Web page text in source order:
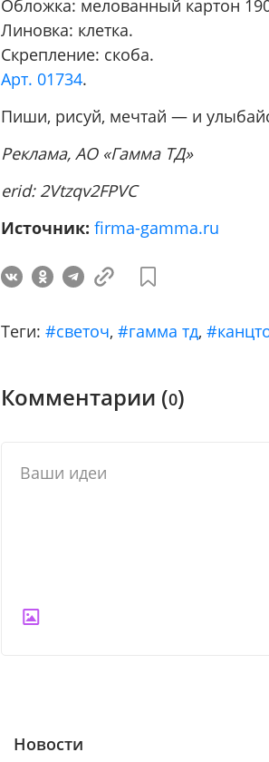
Обложка: мелованный картон
Линовка: клетка.
Скрепление: скоба.
Арт. 01734.
Пиши, рисуй, мечтай — и
Реклама, АО «Гамма ТД»
erid: 2Vtzqv2FPVC
Источник: firma-gamma.ru
Теги: #светоч,#гамма тд,
Комментарии (0)
Новости